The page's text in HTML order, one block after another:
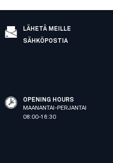
LÄHETÄ MEILLE
SÄHKÖPOSTIA
OPENING HOURS
MAANANTAI-PERJANTAI
08:00-16:30